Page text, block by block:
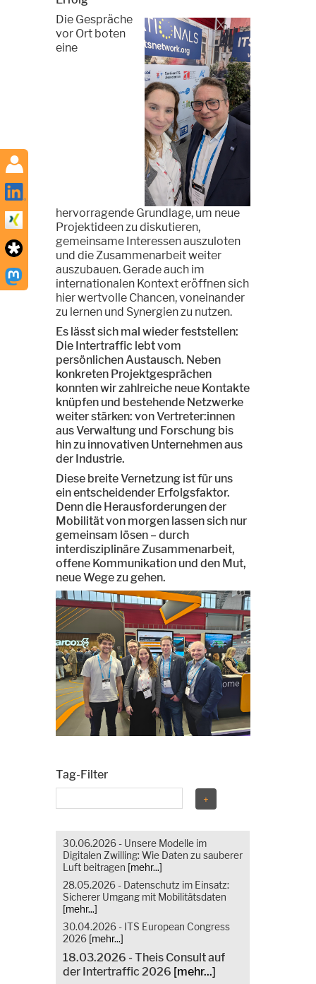
Die Gespräche
vor Ort boten
eine
hervorragende Grundlage, um neue
Projektideen zu diskutieren,
gemeinsame Interessen auszuloten
und die Zusammenarbeit weiter
auszubauen. Gerade auch im
internationalen Kontext eröffnen sich
hier wertvolle Chancen, voneinander
zu lernen und Synergien zu nutzen.
Es lässt sich mal wieder feststellen:
Die Intertraffic lebt vom
persönlichen Austausch. Neben
konkreten Projektgesprächen
konnten wir zahlreiche neue Kontakte
knüpfen und bestehende Netzwerke
weiter stärken: von Vertreter:innen
aus Verwaltung und Forschung bis
hin zu innovativen Unternehmen aus
der Industrie.
Diese breite Vernetzung ist für uns
ein entscheidender Erfolgsfaktor.
Denn die Herausforderungen der
Mobilität von morgen lassen sich nur
gemeinsam lösen – durch
interdisziplinäre Zusammenarbeit,
offene Kommunikation und den Mut,
neue Wege zu gehen.
Tag-Filter
30.06.2026 - Unsere Modelle im
Digitalen Zwilling: Wie Daten zu sauberer
Luft beitragen [mehr...]
28.05.2026 - Datenschutz im Einsatz:
Sicherer Umgang mit Mobilitätsdaten
[mehr...]
30.04.2026 - ITS European Congress
2026 [mehr...]
18.03.2026 - Theis Consult auf
der Intertraffic 2026 [mehr...]